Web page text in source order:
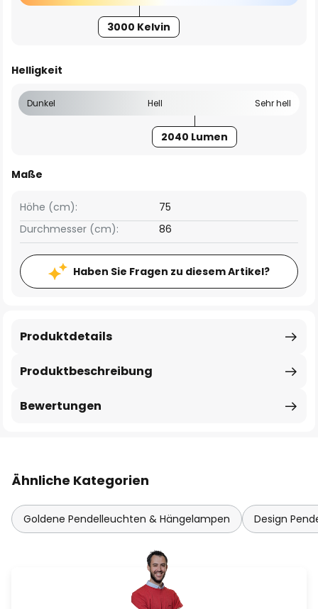
3000 Kelvin
Helligkeit
Dunkel Hell Sehr hell
2040 Lumen
Maße
Höhe (cm):
75
Durchmesser (cm):
86
Haben Sie Fragen zu diesem Artikel?
Produktbeschreibung
Produktdetails
Bewertungen
Ähnliche Kategorien
Goldene Pendelleuchten & Hängelampen Design